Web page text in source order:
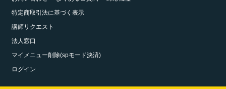
特定商取引法に基づく表示
講師リクエスト
法人窓口
マイメニュー削除(spモード決済)
ログイン